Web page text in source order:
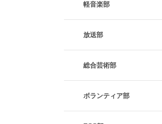
軽音楽部
放送部
総合芸術部
ボランティア部